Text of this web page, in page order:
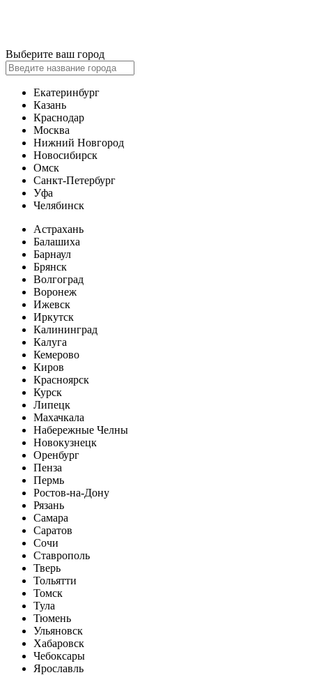
Выберите ваш город
Екатеринбург
Казань
Краснодар
Москва
Нижний Новгород
Новосибирск
Омск
Санкт-Петербург
Уфа
Челябинск
Астрахань
Балашиха
Барнаул
Брянск
Волгоград
Воронеж
Ижевск
Иркутск
Калининград
Калуга
Кемерово
Киров
Красноярск
Курск
Липецк
Махачкала
Набережные Челны
Новокузнецк
Оренбург
Пенза
Пермь
Ростов-на-Дону
Рязань
Самара
Саратов
Сочи
Ставрополь
Тверь
Тольятти
Томск
Тула
Тюмень
Ульяновск
Хабаровск
Чебоксары
Ярославль